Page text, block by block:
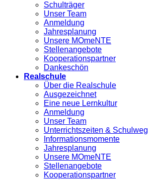
Schulträger
Unser Team
Anmeldung
Jahresplanung
Unsere MOmeNTE
Stellenangebote
Kooperationspartner
Dankeschön
Realschule
Über die Realschule
Ausgezeichnet
Eine neue Lernkultur
Anmeldung
Unser Team
Unterrichtszeiten & Schulweg
Informationsmomente
Jahresplanung
Unsere MOmeNTE
Stellenangebote
Kooperationspartner